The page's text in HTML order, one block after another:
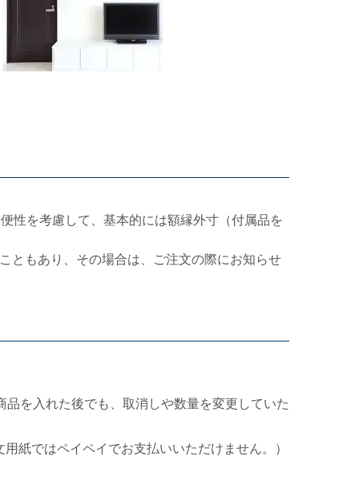
性を考慮して、基本的には額縁外寸（付属品を
ともあり、その場合は、ご注文の際にお知らせ
を入れた後でも、取消しや数量を変更していた
紙ではペイペイでお支払いいただけません。）